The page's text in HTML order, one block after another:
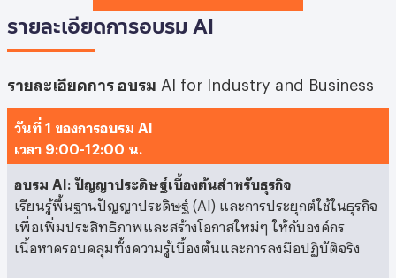
รายละเอียดการอบรมAI
รายละเอียดการ อบรม AI for Industry and Business
วันที่ 1 ของการอบรม AI
เวลา 9:00-12:00 น.
อบรม AI: ปัญญาประดิษฐ์เบื้องต้นสำหรับธุรกิจ
เรียนรู้พื้นฐานปัญญาประดิษฐ์ (AI) และการประยุกต์ใช้ในธุรกิจ
เพื่อเพิ่มประสิทธิภาพและสร้างโอกาสใหม่ๆ ให้กับองค์กร
เนื้อหาครอบคลุมทั้งความรู้เบื้องต้นและการลงมือปฏิบัติจริง